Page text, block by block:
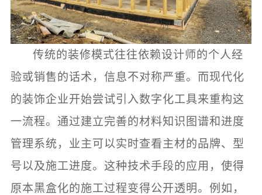
传统的装修模式往往依赖设计师的个人经
验或销售的话术，信息不对称严重。而现代化
的装饰企业开始尝试引入数字化工具来重构这
一流程。通过建立完善的材料知识图谱和进度
管理系统，业主可以实时查看主材的品牌、型
号以及施工进度。这种技术手段的应用，使得
原本黑盒化的施工过程变得公开透明。例如，